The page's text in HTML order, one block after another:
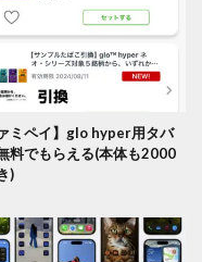
ァミペイ】glo hyper用タバ
料でもらえる(本体も2000
)